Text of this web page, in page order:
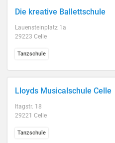
Die kreative Ballettschule
Lauensteinplatz 1a
29223 Celle
Tanzschule
Lloyds Musicalschule Celle
Itagstr. 18
29221 Celle
Tanzschule